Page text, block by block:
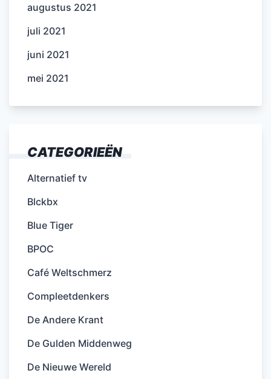
augustus 2021
juli 2021
juni 2021
mei 2021
CATEGORIEËN
Alternatief tv
Blckbx
Blue Tiger
BPOC
Café Weltschmerz
Compleetdenkers
De Andere Krant
De Gulden Middenweg
De Nieuwe Wereld